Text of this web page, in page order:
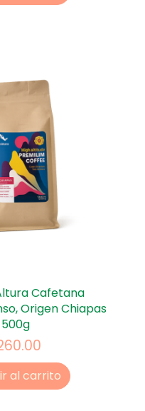
Cafetana
Origen Chiapas
500g
al carrito